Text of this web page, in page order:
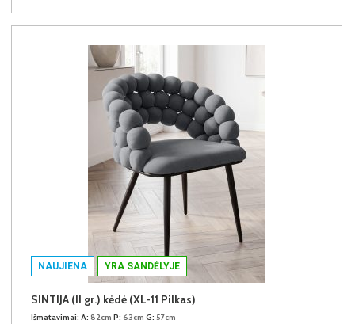
NAUJIENA YRA SANDĖLYJE
SINTIJA (II gr.) kėdė (XL-11 Pilkas)
Išmatavimai: A: 82cm P: 63cm G: 57cm